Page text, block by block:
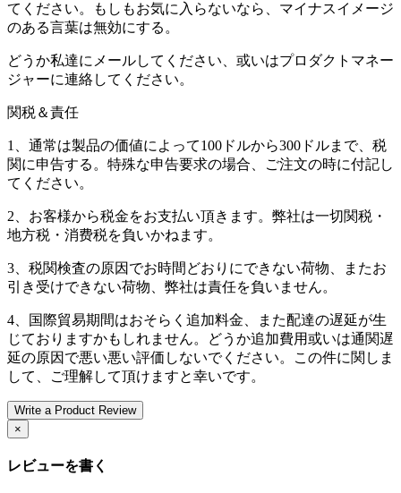
てください。もしもお気に入らないなら、マイナスイメージ
のある言葉は無効にする。
どうか私達にメールしてください、或いはプロダクトマネー
ジャーに連絡してください。
関税＆責任
1、通常は製品の価値によって100ドルから300ドルまで、税
関に申告する。特殊な申告要求の場合、ご注文の時に付記し
てください。
2、お客様から税金をお支払い頂きます。弊社は一切関税・
地方税・消费税を負いかねます。
3、税関検査の原因でお時間どおりにできない荷物、またお
引き受けできない荷物、弊社は責任を負いません。
4、国際貿易期間はおそらく追加料金、また配達の遅延が生
じておりますかもしれません。どうか追加費用或いは通関遅
延の原因で悪い悪い評価しないでください。この件に関しま
して、ご理解して頂けますと幸いです。
Write a Product Review
×
レビューを書く